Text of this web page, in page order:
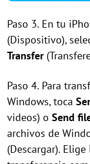
Paso 3. En tu
(Dispositivo),
Transfer
Paso 4. Para
Windows, toca
videos) o Send
archivos de
(Descargar).